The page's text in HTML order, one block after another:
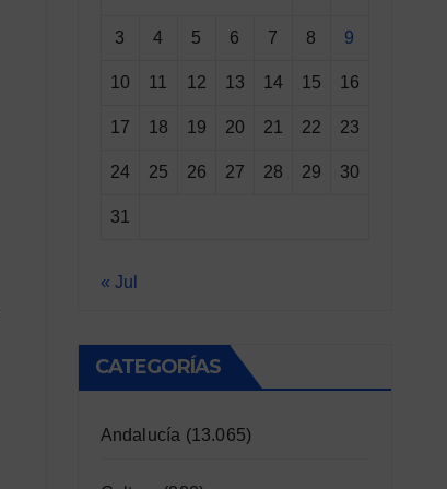
3 4 5 6 7 8 9
10 11 12 13 14 15 16
17 18 19 20 21 22 23
24 25 26 27 28 29 30
31
« Jul
CATEGORÍAS
Andalucía (13.065)